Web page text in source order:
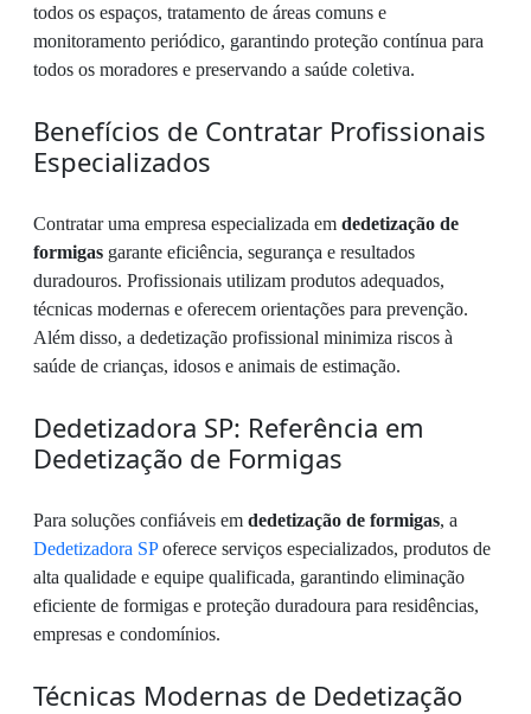
todos os espaços, tratamento de áreas comuns e
monitoramento periódico, garantindo proteção contínua para
todos os moradores e preservando a saúde coletiva.
Benefícios de Contratar Profissionais
Especializados
Contratar uma empresa especializada em dedetização de
formigas garante eficiência, segurança e resultados
duradouros. Profissionais utilizam produtos adequados,
técnicas modernas e oferecem orientações para prevenção.
Além disso, a dedetização profissional minimiza riscos à
saúde de crianças, idosos e animais de estimação.
Dedetizadora SP: Referência em
Dedetização de Formigas
Para soluções confiáveis em dedetização de formigas, a
Dedetizadora SPoferece serviços especializados, produtos de
alta qualidade e equipe qualificada, garantindo eliminação
eficiente de formigas e proteção duradoura para residências,
empresas e condomínios.
Técnicas Modernas de Dedetização